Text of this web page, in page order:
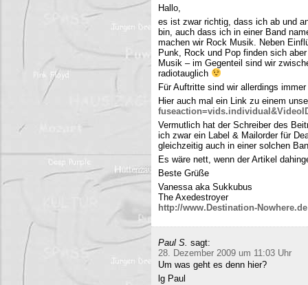
Hallo,
es ist zwar richtig, dass ich ab und
bin, auch dass ich in einer Band
machen wir Rock Musik. Neben
Punk, Rock und Pop finden sich
Musik – im Gegenteil sind wir
radiotauglich
Für Auftritte sind wir allerdings
Hier auch mal ein Link zu einem
Vermutlich hat der Schreiber des
ich zwar ein Label & Mailorder für
gleichzeitig auch in einer solchen
Es wäre nett, wenn der Artikel
Beste Grüße
Vanessa aka Sukkubus
The Axedestroyer
http://www.Destination-Nowhere.de
Paul S. sagt:
28. Dezember 2009 um 11:03 Uhr
Um was geht es denn hier?
lg Paul